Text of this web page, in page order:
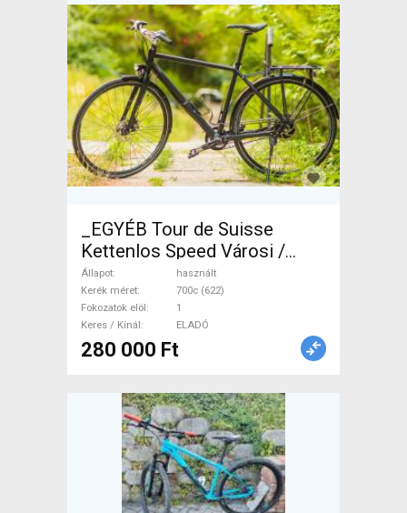
_EGYÉB Tour de Suisse
Kettenlos Speed Városi /
Cruiser tárcsafék használt
ELADÓ
Állapot
használt
Kerék méret
700c (622)
Fokozatok elöl
1
Keres / Kínál
ELADÓ
280 000 Ft